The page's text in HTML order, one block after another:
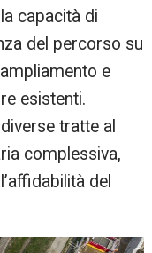
capacità di
del percorso su
e
esistenti.
tratte al
complessiva,
del